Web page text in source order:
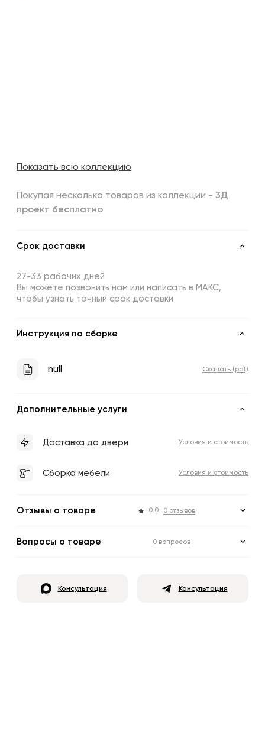
Показать всю коллекцию
Покупая несколько товаров из коллекции - 3Д
проект бесплатно
Срок доставки
27-33 рабочих дней
Вы можете позвонить нам или написать в МАКС,
чтобы узнать точный срок доставки
Инструкция по сборке
null Скачать (pdf)
Дополнительные услуги
Доставка до двери Условия и стоимость
Сборка мебели Условия и стоимость
Отзывы о товаре 0.0 0 отзывов
Вопросы о товаре 0 вопросов
Консультация Консультация